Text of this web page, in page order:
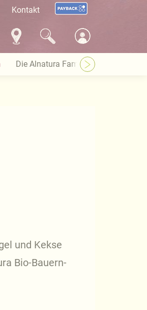
Kontakt
Die Alnatura Familie
und Kekse
Bio-Bauern-